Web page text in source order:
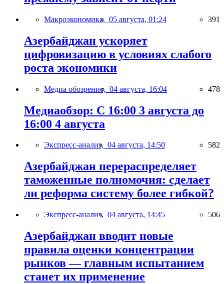
Макроэкономика, 05 августа, 01:24 391
Азербайджан ускоряет
цифровизацию в условиях слабого
роста экономики
Медиа обозрение, 04 августа, 16:04 478
Медиаобзор: С 16:00 3 августа до
16:00 4 августа
Экспресс-анализ, 04 августа, 14:50 582
Азербайджан перераспределяет
таможенные полномочия: сделает
ли реформа систему более гибкой?
Экспресс-анализ, 04 августа, 14:45 506
Азербайджан вводит новые
правила оценки концентрации
рынков — главным испытанием
станет их применение